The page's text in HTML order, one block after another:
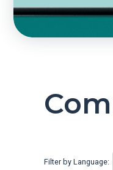
Filter by Language: